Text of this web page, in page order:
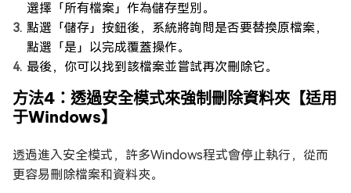
選擇「所有檔案」作為儲存型別。
點選「儲存」按鈕後，系統將詢問是否要替換原檔案，
點選「是」以完成覆蓋操作。
最後，你可以找到該檔案並嘗試再次刪除它。
方法4：透過安全模式來強制刪除資料夾【适用
于Windows】
透過進入安全模式，許多Windows程式會停止執行，從而
更容易刪除檔案和資料夾。